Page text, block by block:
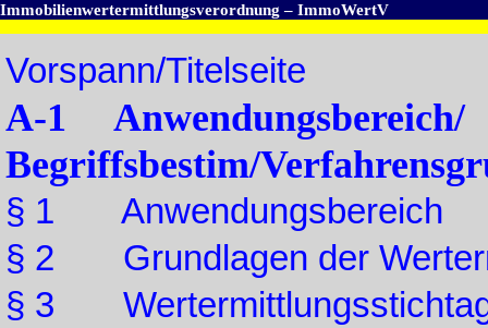
Immobilienwertermittlungsverordnung – ImmoWertV
Vorspann/Titelseite
A-1 Anwendungsbereich/
Begriffsbestim/
§ 1 Anwendungsbereich
§ 2 Grundlagen der
§ 3 Wertermittlungsstichtag